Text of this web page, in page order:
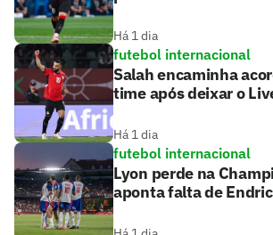
Há 1 dia
futebol internacional
Salah encaminha
time após deixar o
Há 1 dia
futebol internacional
Lyon perde na
aponta falta de